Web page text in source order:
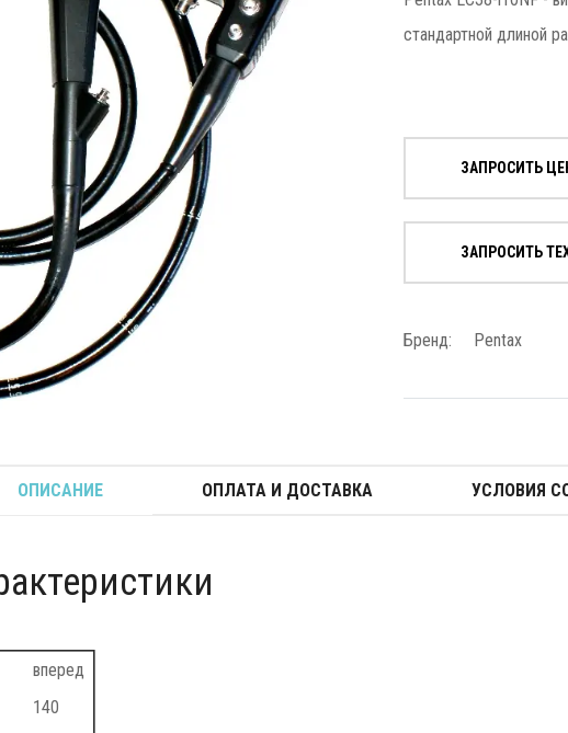
стандартной длиной
ЗАПРОСИТЬ
ЗАПРОСИТЬ
Бренд: Pentax
ОПИСАНИЕ ОПЛАТА И ДОСТАВКА УСЛОВИЯ
вперед
140